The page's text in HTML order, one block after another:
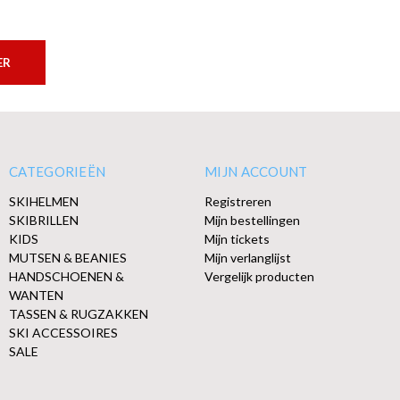
CATEGORIEËN
SKIHELMEN
SKIBRILLEN
KIDS
MUTSEN & BEANIES
HANDSCHOENEN &
WANTEN
TASSEN & RUGZAKKEN
SKI ACCESSOIRES
SALE
MIJN ACCOUNT
Registreren
Mijn bestellingen
Mijn tickets
Mijn verlanglijst
Vergelijk producten